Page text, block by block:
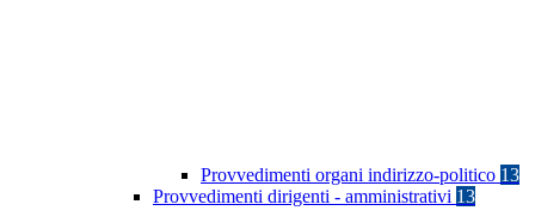
Provvedimenti organi indirizzo-politico 13
Provvedimenti dirigenti - amministrativi 13